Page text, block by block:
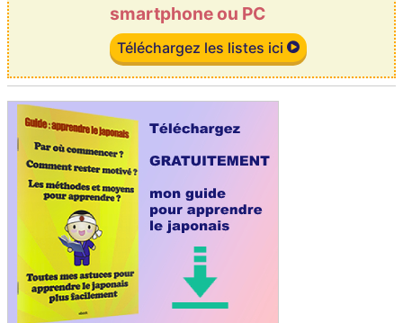
smartphone ou PC
Téléchargez les listes ici